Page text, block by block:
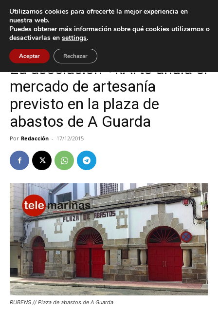
Inicio A Guarda
A Guarda
La asociación +kArte anula el
mercado de artesanía
previsto en la plaza de
abastos de A Guarda
Por Redacción - 17/12/2015
RUBENS // Plaza de abastos de A Guarda
Utilizamos cookies para ofrecerte la mejor experiencia en
nuestra web.
Puedes obtener más información sobre qué cookies utilizamos o
desactivarlas en settings.
Aceptar Rechazar